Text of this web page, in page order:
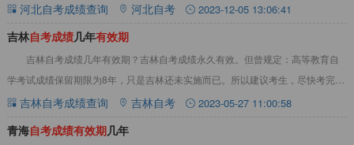
么，河北省自考成绩的有效期是几年呢？本文将为
河北自考成绩查询 河北自考 2023-12-05 13:06:41
吉林自考成绩几年有效期
吉林自考成绩几年有效期？吉林自考成绩永久有效。但曾规定：高等教育自
学考试成绩保留期限为8年，只是吉林还未实施而已。所以建议考生，尽快考完吉
林自学考试。详情如下：吉林自考成绩几年有效
吉林自考成绩查询 吉林自考 2023-05-27 11:00:58
青海自考成绩有效期几年